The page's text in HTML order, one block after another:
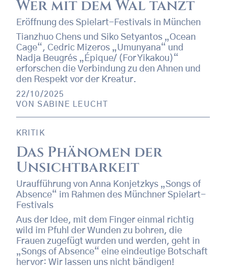
Wer mit dem Wal tanzt
Eröffnung des Spielart-Festivals in München
Tianzhuo Chens und Siko Setyantos „Ocean
Cage“, Cedric Mizeros „Umunyana“ und
Nadja Beugrés „Épique/ (For Yikakou)“
erforschen die Verbindung zu den Ahnen und
den Respekt vor der Kreatur.
22/10/2025
VON SABINE LEUCHT
KRITIK
Das Phänomen der
Unsichtbarkeit
Uraufführung von Anna Konjetzkys „Songs of
Absence“ im Rahmen des Münchner Spielart-
Festivals
Aus der Idee, mit dem Finger einmal richtig
wild im Pfuhl der Wunden zu bohren, die
Frauen zugefügt wurden und werden, geht in
„Songs of Absence“ eine eindeutige Botschaft
hervor: Wir lassen uns nicht bändigen!